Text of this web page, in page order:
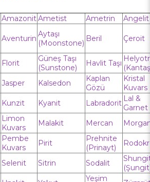
AmazonitAmetist Ametrin
Angelit
Aventurin Aytaşı
(Moonstone) Beril Çeroit
Florit
Güneş Taşı
(Sunstone)
Havlit Taşı
Jasper Kalsedon
Kaplan
Gözü
Kristal
Kuvars
Kunzit Kyanit Labradorit Lal &
Garnet
Limon
Kuvars
Malakit Mercan
Pembe
Kuvars
Pirit
Prehnite
(Prinayt)
Selenit Sitrin Sodalit
Yeşim